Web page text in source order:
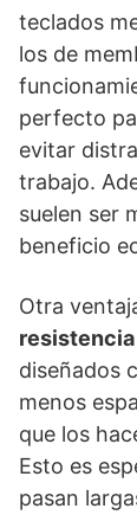
teclados
los de
perfecto
evitar
trabajo.
suelen ser
beneficio
Otra
diseñados
menos
que los
Esto es
pasan